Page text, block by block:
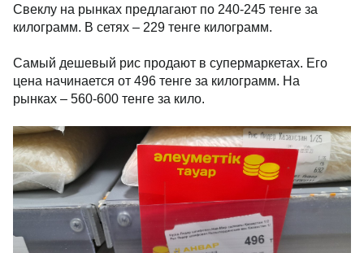
Свеклу на рынках предлагают по 240-245 тенге за
килограмм. В сетях – 229 тенге килограмм.
Самый дешевый рис продают в супермаркетах. Его
цена начинается от 496 тенге за килограмм. На
рынках – 560-600 тенге за кило.